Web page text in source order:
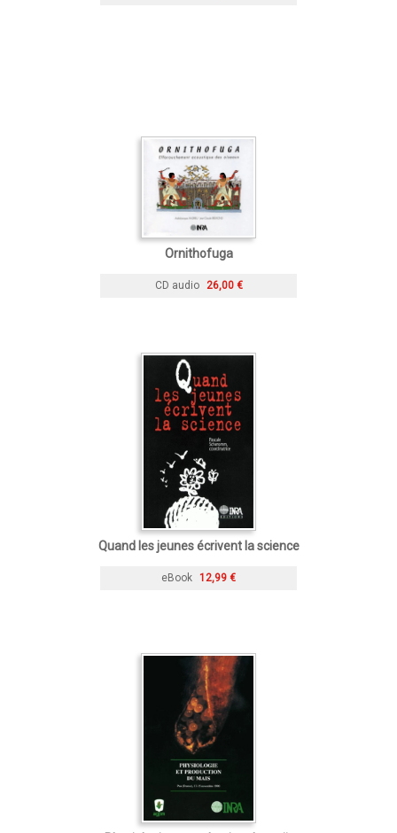
Ornithofuga
CD audio 26,00 €
Quand les jeunes écrivent la science
eBook 12,99 €